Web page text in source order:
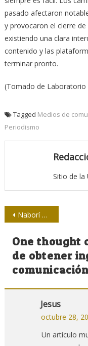
pasado afectaron
y provocaron el cierre
existiendo una clara
contenido y las
terminar pronto.
(Tomado de Laboratorio
Tagged Medios de
Periodismo
Sitio de la
Navegación
de
entradas
Naborí ejerció el periodismo hasta en décimas
One thought
de obtener
Jesus
octubre 28,
Un artículo